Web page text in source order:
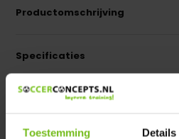
Toestemming Details
Productomschrijving
Specificaties